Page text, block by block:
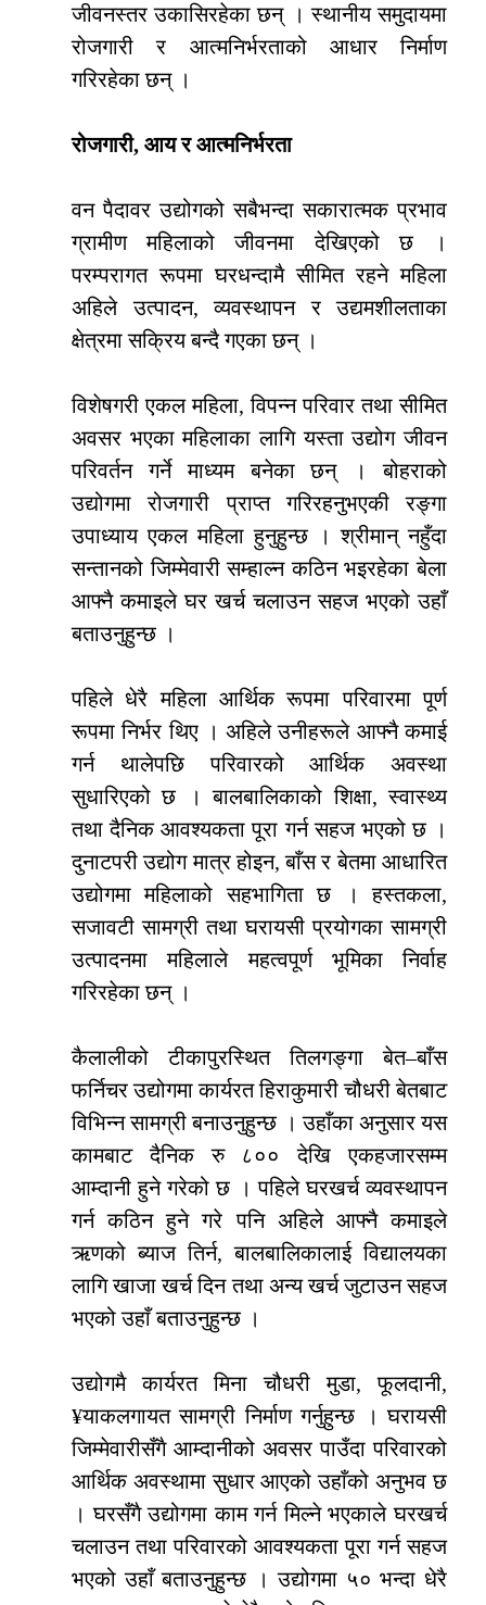
जीवनस्तर उकासिरहेका छन् । स्थानीय समुदायमा
रोजगारी र आत्मनिर्भरताको आधार निर्माण
गरिरहेका छन् ।
रोजगारी, आय र आत्मनिर्भरता
वन पैदावर उद्योगको सबैभन्दा सकारात्मक प्रभाव
ग्रामीण महिलाको जीवनमा देखिएको छ ।
परम्परागत रूपमा घरधन्दामै सीमित रहने महिला
अहिले उत्पादन, व्यवस्थापन र उद्यमशीलताका
क्षेत्रमा सक्रिय बन्दै गएका छन् ।
विशेषगरी एकल महिला, विपन्न परिवार तथा सीमित
अवसर भएका महिलाका लागि यस्ता उद्योग जीवन
परिवर्तन गर्ने माध्यम बनेका छन् । बोहराको
उद्योगमा रोजगारी प्राप्त गरिरहनुभएकी रङ्गा
उपाध्याय एकल महिला हुनुहुन्छ । श्रीमान् नहुँदा
सन्तानको जिम्मेवारी सम्हाल्न कठिन भइरहेका बेला
आफ्नै कमाइले घर खर्च चलाउन सहज भएको उहाँ
बताउनुहुन्छ ।
पहिले धेरै महिला आर्थिक रूपमा परिवारमा पूर्ण
रूपमा निर्भर थिए । अहिले उनीहरूले आफ्नै कमाई
गर्न थालेपछि परिवारको आर्थिक अवस्था
सुधारिएको छ । बालबालिकाको शिक्षा, स्वास्थ्य
तथा दैनिक आवश्यकता पूरा गर्न सहज भएको छ ।
दुनाटपरी उद्योग मात्र होइन, बाँस र बेतमा आधारित
उद्योगमा महिलाको सहभागिता छ । हस्तकला,
सजावटी सामग्री तथा घरायसी प्रयोगका सामग्री
उत्पादनमा महिलाले महत्वपूर्ण भूमिका निर्वाह
गरिरहेका छन् ।
कैलालीको टीकापुरस्थित तिलगङ्गा बेत–बाँस
फर्निचर उद्योगमा कार्यरत हिराकुमारी चौधरी बेतबाट
विभिन्न सामग्री बनाउनुहुन्छ । उहाँका अनुसार यस
कामबाट दैनिक रु ८०० देखि एकहजारसम्म
आम्दानी हुने गरेको छ । पहिले घरखर्च व्यवस्थापन
गर्न कठिन हुने गरे पनि अहिले आफ्नै कमाइले
ऋणको ब्याज तिर्न, बालबालिकालाई विद्यालयका
लागि खाजा खर्च दिन तथा अन्य खर्च जुटाउन सहज
भएको उहाँ बताउनुहुन्छ ।
उद्योगमै कार्यरत मिना चौधरी मुडा, फूलदानी,
¥याकलगायत सामग्री निर्माण गर्नुहुन्छ । घरायसी
जिम्मेवारीसँगै आम्दानीको अवसर पाउँदा परिवारको
आर्थिक अवस्थामा सुधार आएको उहाँको अनुभव छ
। घरसँगै उद्योगमा काम गर्न मिल्ने भएकाले घरखर्च
चलाउन तथा परिवारको आवश्यकता पूरा गर्न सहज
भएको उहाँ बताउनुहुन्छ । उद्योगमा ५० भन्दा धेरै